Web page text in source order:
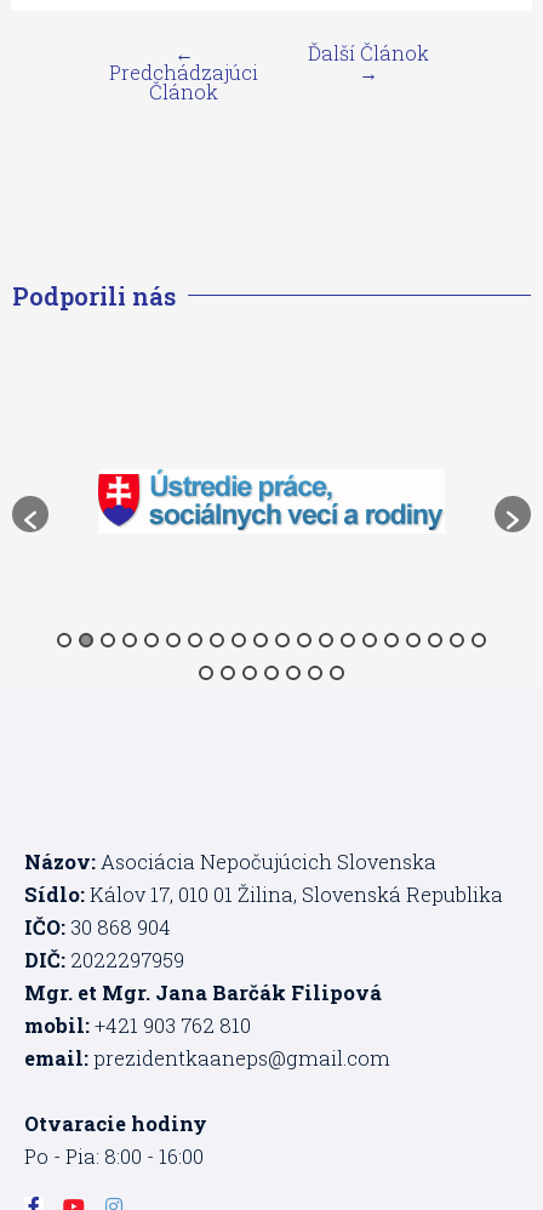
←
Predchádzajúci
Článok
Ďalší Článok
→
Podporili nás
Názov: Asociácia Nepočujúcich Slovenska
Sídlo:Kálov 17, 010 01 Žilina, Slovenská Republika
IČO: 30 868 904
DIČ: 2022297959
Mgr. et Mgr. Jana Barčák Filipová
mobil:+421 903 762 810
email:prezidentkaaneps@gmail.com
Otvaracie hodiny
Po - Pia: 8:00 - 16:00
F
Y I